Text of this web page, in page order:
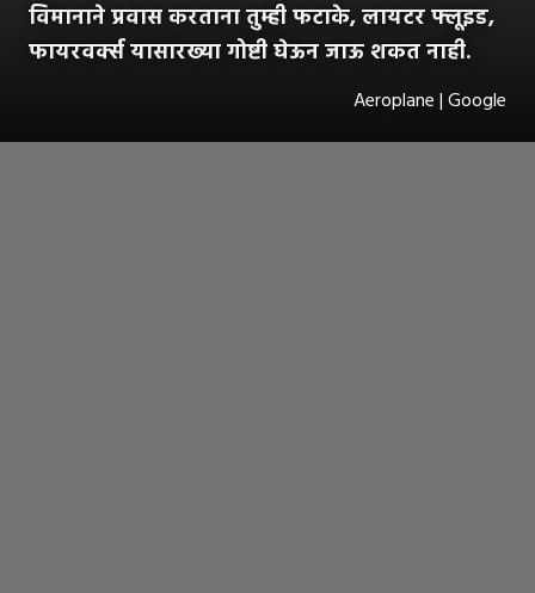
विमानाने प्रवास करताना तुम्ही फटाके, लायटर फ्लूइड,
फायरवर्क्स यासारख्या गोष्टी घेऊन जाऊ शकत नाही.
Aeroplane | Google